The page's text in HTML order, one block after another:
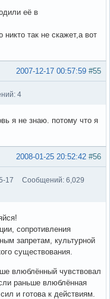
её в
так не скажет,а вот
#55
2007-12-17 00:57:59
4
я не знаю. потому что я
#56
2008-01-25 20:52:42
17
Сообщений: 6,029
сопротивления
запретам, культурной
существования.
влюблённый чувствовал
раньше влюблённая
и готова к действиям.